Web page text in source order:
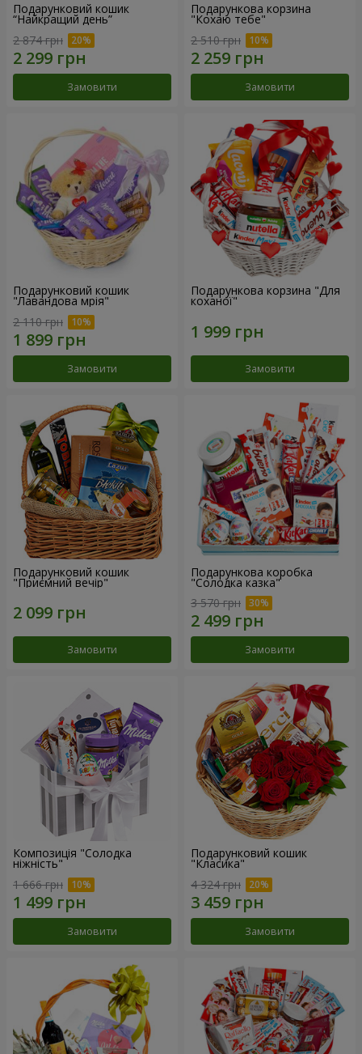
Подарунковий кошик
“Найкращий день”
2 874 грн
Замовити
Подарункова корзина
"Кохаю тебе"
2 510 грн
Замовити
Подарунковий кошик
"Лавандова мрія"
2 110 грн
Замовити
Подарункова корзина "Для
коханої"
Замовити
Подарунковий кошик
"Приємний вечір"
Замовити
Подарункова коробка
"Солодка казка"
3 570 грн
Замовити
Композиція "Солодка
ніжність"
1 666 грн
Замовити
Подарунковий кошик
"Класика"
4 324 грн
Замовити